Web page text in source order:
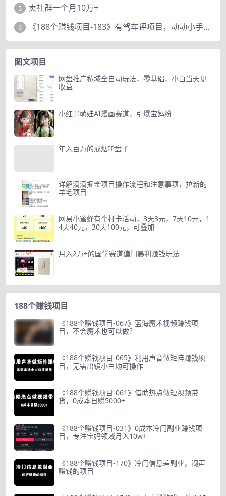
5 卖社群一个月10万+
6 《188个赚钱项目-183》有驾车评项目，动动小手，复制粘贴赚44元！
图文项目
网盘推广私域全自动玩法，零基础，小白当天见
收益
小红书萌娃AI漫画赛道，引爆宝妈粉
年入百万的戒烟IP盘子
详解滴滴掘金项目操作流程和注意事项，拉新的
羊毛项目
网易小蜜蜂有个打卡活动，3天3元，7天10元，1
4天40元，30天100元，可叠加
月入2万+的国学赛道偏门暴利赚钱玩法
188个赚钱项目
《188个赚钱项目-067》蓝海魔术视频赚钱项
目，不会魔术也可以做？
《188个赚钱项目-065》利用声音做矩阵赚钱项
目，无需出镜小白均可操作
《188个赚钱项目-061》借助热点做短视频带
货，0成本日赚5000+
《188个赚钱项目-031》0成本冷门副业赚钱项
目，专注宝妈领域月入10w+
《188个赚钱项目-170》冷门信息差副业，闷声
赚钱的项目